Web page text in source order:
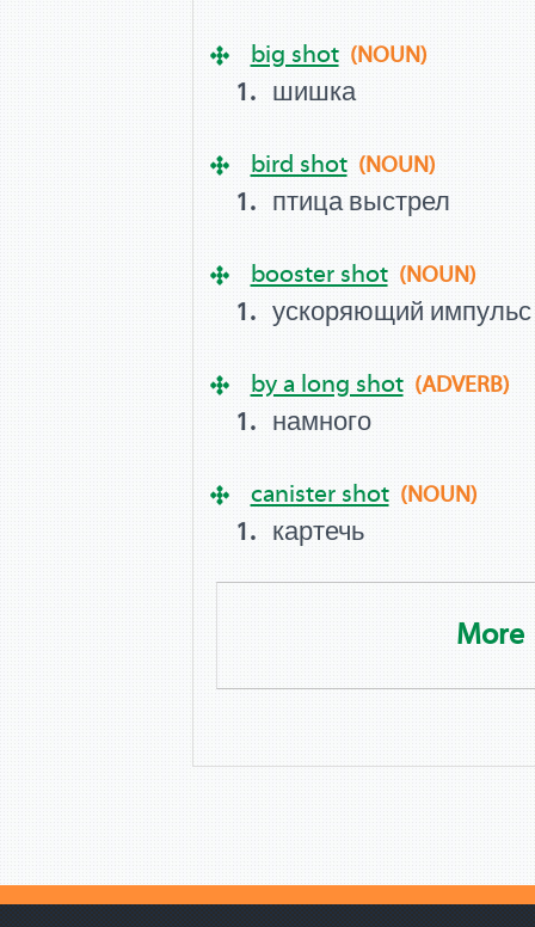
big shot (NOUN)
шишка
bird shot (NOUN)
птица выстрел
booster shot (NOUN)
ускоряющий импульс
by a long shot (ADVERB)
намного
canister shot (NOUN)
картечь
More